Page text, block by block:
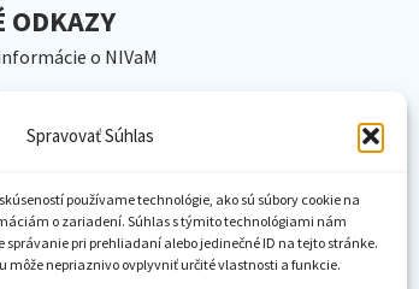
Spravovať Súhlas
používame technológie, ako sú súbory cookie na
o zariadení. Súhlas s týmito technológiami nám
pri prehliadaní alebo jedinečné ID na tejto stránke.
môže nepriaznivo ovplyvniť určité vlastnosti a funkcie.
ODKAZY
o NIVaM
NIVaM
inštitúcie